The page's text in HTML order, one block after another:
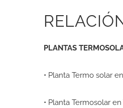
PLANTAS
• Planta Termo solar
• Planta Termosolar